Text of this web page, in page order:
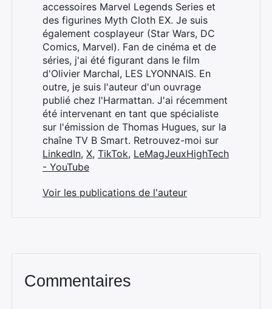
accessoires Marvel Legends Series et
des figurines Myth Cloth EX. Je suis
également cosplayeur (Star Wars, DC
Comics, Marvel). Fan de cinéma et de
séries, j'ai été figurant dans le film
d'Olivier Marchal, LES LYONNAIS. En
outre, je suis l'auteur d'un ouvrage
publié chez l'Harmattan. J'ai récemment
été intervenant en tant que spécialiste
sur l'émission de Thomas Hugues, sur la
chaîne TV B Smart. Retrouvez-moi sur
LinkedIn, X, TikTok, LeMagJeuxHighTech
- YouTube
Voir les publications de l'auteur
Commentaires